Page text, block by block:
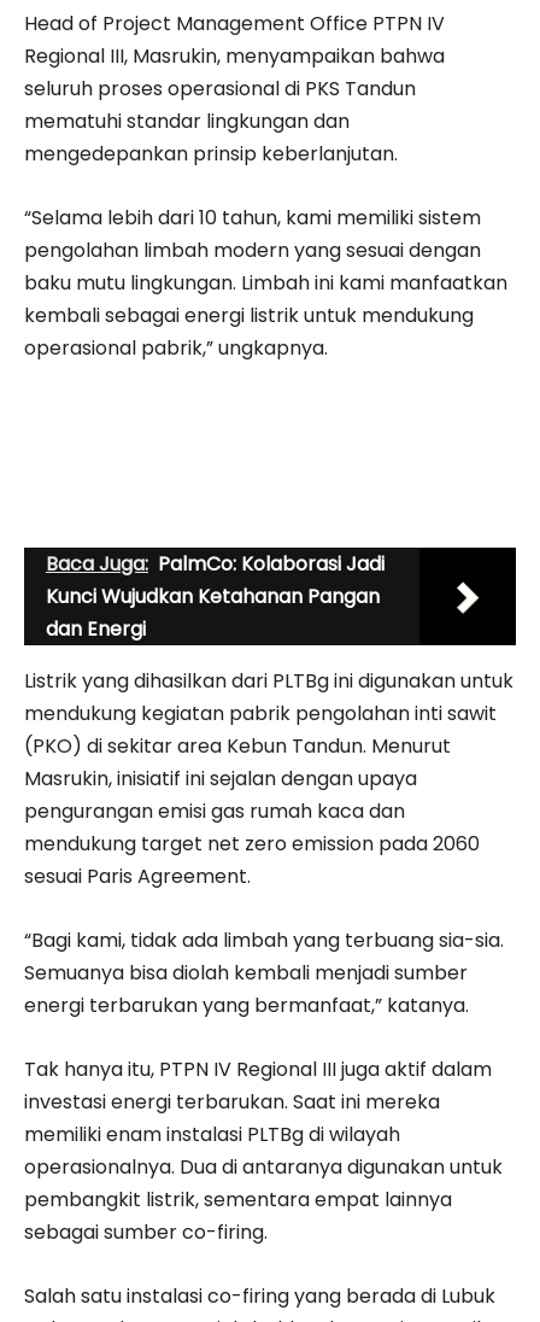
Head of Project Management Office PTPN IV
Regional III, Masrukin, menyampaikan bahwa
seluruh proses operasional di PKS Tandun
mematuhi standar lingkungan dan
mengedepankan prinsip keberlanjutan.
“Selama lebih dari 10 tahun, kami memiliki sistem
pengolahan limbah modern yang sesuai dengan
baku mutu lingkungan. Limbah ini kami manfaatkan
kembali sebagai energi listrik untuk mendukung
operasional pabrik,” ungkapnya.
Baca Juga: PalmCo: Kolaborasi Jadi
Kunci Wujudkan Ketahanan Pangan
dan Energi
Listrik yang dihasilkan dari PLTBg ini digunakan untuk
mendukung kegiatan pabrik pengolahan inti sawit
(PKO) di sekitar area Kebun Tandun. Menurut
Masrukin, inisiatif ini sejalan dengan upaya
pengurangan emisi gas rumah kaca dan
mendukung target net zero emission pada 2060
sesuai Paris Agreement.
“Bagi kami, tidak ada limbah yang terbuang sia-sia.
Semuanya bisa diolah kembali menjadi sumber
energi terbarukan yang bermanfaat,” katanya.
Tak hanya itu, PTPN IV Regional III juga aktif dalam
investasi energi terbarukan. Saat ini mereka
memiliki enam instalasi PLTBg di wilayah
operasionalnya. Dua di antaranya digunakan untuk
pembangkit listrik, sementara empat lainnya
sebagai sumber co-firing.
Salah satu instalasi co-firing yang berada di Lubuk